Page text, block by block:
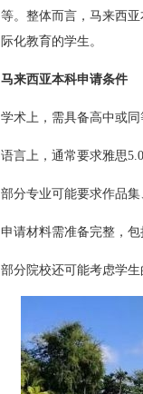
等。整体而言，马来西
际化教育的学生。
马来西亚本科申请条件
学术上，需具备高中或
语言上，通常要求雅思
部分专业可能要求作品集
申请材料需准备完整，
部分院校还可能考虑学